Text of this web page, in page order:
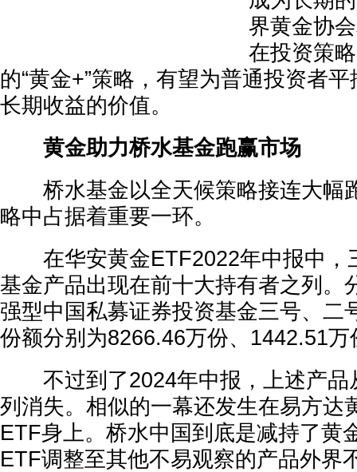
界黄金协
在投资策
的“黄金+”策略，有望为普通投资者
长期收益的价值。
黄金助力桥水基金跑赢市场
桥水基金以全天候策略接连大幅
略中占据着重要一环。
在华安黄金ETF2022年中报中，
基金产品出现在前十大持有者之列。
强型中国私募证券投资基金三号、二
份额分别为8266.46万份、1442.51
不过到了2024年中报，上述产品
列消失。相似的一幕还发生在易方达
ETF身上。桥水中国到底是减持了黄
ETF调整至其他不易观察的产品外界